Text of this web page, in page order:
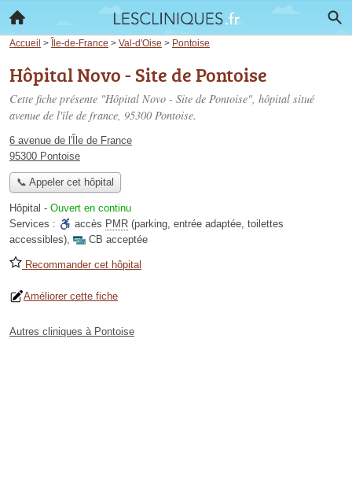
Accueil > Île-de-France > Val-d'Oise > Pontoise
Hôpital Novo - Site de Pontoise
Cette fiche présente "Hôpital Novo - Site de Pontoise", hôpital situé
avenue de l'île de france, 95300 Pontoise.
6 avenue de l'Île de France
95300 Pontoise
📞 Appeler cet hôpital
Hôpital - Ouvert en continu
Services :
accès PMR (parking, entrée adaptée, toilettes
accessibles), CB acceptée
Recommander cet hôpital
Améliorer cette fiche
Autres cliniques à Pontoise